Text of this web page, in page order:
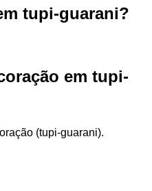
tupi-guarani?
em tupi-
(tupi-guarani).